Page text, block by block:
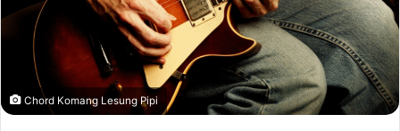
Chord Komang Lesung Pipi